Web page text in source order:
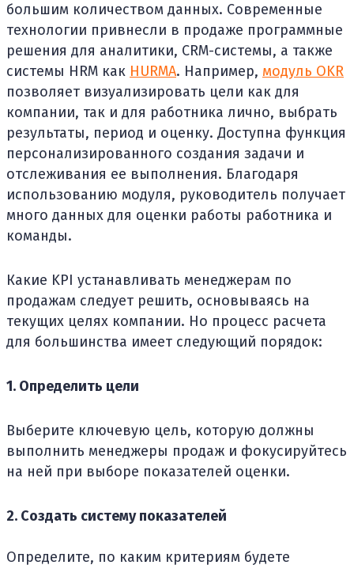
большим количеством данных. Современные
технологии привнесли в продаже программные
решения для аналитики, CRM-системы, а также
системы HRM как HURMA. Например, модуль OKR
позволяет визуализировать цели как для
компании, так и для работника лично, выбрать
результаты, период и оценку. Доступна функция
персонализированного создания задачи и
отслеживания ее выполнения. Благодаря
использованию модуля, руководитель получает
много данных для оценки работы работника и
команды.
Какие KPI устанавливать менеджерам по
продажам следует решить, основываясь на
текущих целях компании. Но процесс расчета
для большинства имеет следующий порядок:
1. Определить цели
Выберите ключевую цель, которую должны
выполнить менеджеры продаж и фокусируйтесь
на ней при выборе показателей оценки.
2. Создать систему показателей
Определите, по каким критериям будете